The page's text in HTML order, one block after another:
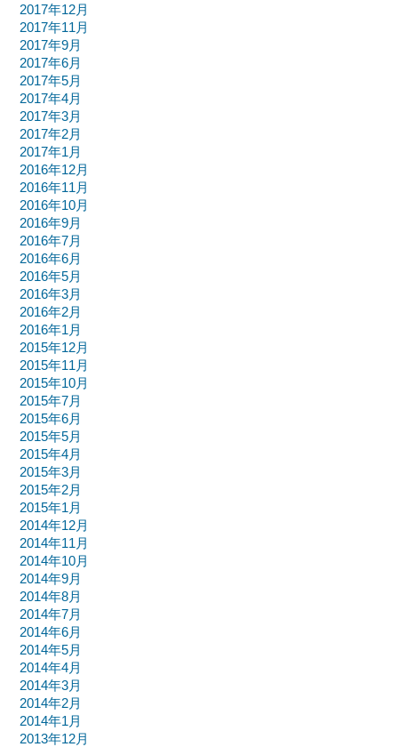
2017年12月
2017年11月
2017年9月
2017年6月
2017年5月
2017年4月
2017年3月
2017年2月
2017年1月
2016年12月
2016年11月
2016年10月
2016年9月
2016年7月
2016年6月
2016年5月
2016年3月
2016年2月
2016年1月
2015年12月
2015年11月
2015年10月
2015年7月
2015年6月
2015年5月
2015年4月
2015年3月
2015年2月
2015年1月
2014年12月
2014年11月
2014年10月
2014年9月
2014年8月
2014年7月
2014年6月
2014年5月
2014年4月
2014年3月
2014年2月
2014年1月
2013年12月